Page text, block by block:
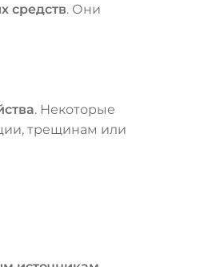
средств. Они
. Некоторые
трещинам или